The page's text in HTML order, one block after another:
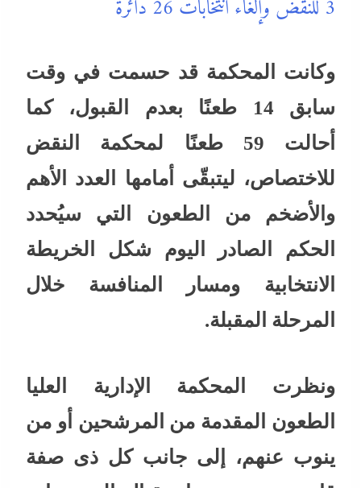
3 للنقض وإلغاء انتخابات 26 دائرة
وكانت المحكمة قد حسمت في وقت
سابق 14 طعنًا بعدم القبول، كما
أحالت 59 طعنًا لمحكمة النقض
للاختصاص، ليتبقّى أمامها العدد الأهم
والأضخم من الطعون التي سيُحدد
الحكم الصادر اليوم شكل الخريطة
الانتخابية ومسار المنافسة خلال
المرحلة المقبلة.
ونظرت المحكمة الإدارية العليا
الطعون المقدمة من المرشحين أو من
ينوب عنهم، إلى جانب كل ذى صفة